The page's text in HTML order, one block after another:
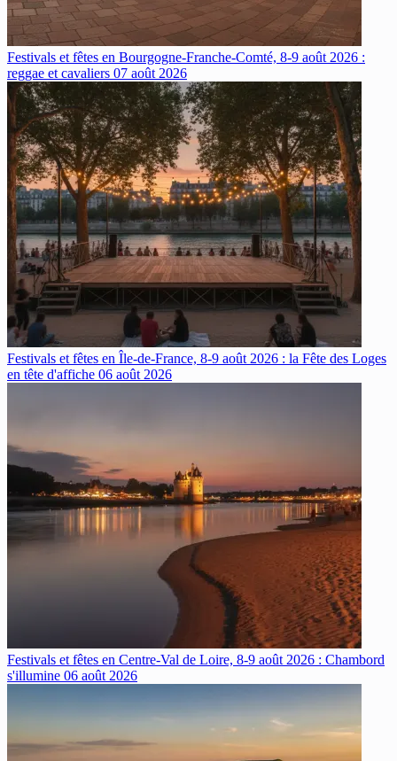
Festivals et fêtes en Bourgogne-Franche-Comté, 8-9 août 2026 :
reggae et cavaliers 07 août 2026
Festivals et fêtes en Île-de-France, 8-9 août 2026 : la Fête des Loges
en tête d'affiche 06 août 2026
Festivals et fêtes en Centre-Val de Loire, 8-9 août 2026 : Chambord
s'illumine 06 août 2026